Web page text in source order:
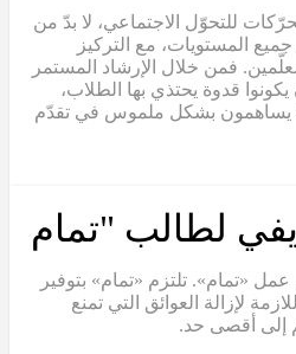
للتحوّل الاجتماعي، لا بدّ من
المستويات، مع التركيز
فمن خلال الإرشاد المستمر
قدوة يحتذي بها الطلاب،
يساهمون بشكل ملموس في تقدّم
لطالب "تمام
«تمام». تلتزم «تمام» بتوفير
لإزالة العوائق التي تمنع
إلى أقصى حد.